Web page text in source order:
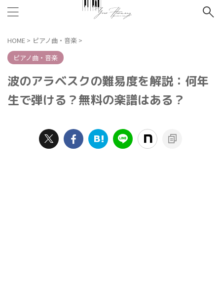
HOME > ピアノ曲・音楽 >
ピアノ曲・音楽
波のアラベスクの難易度を解説：何年
生で弾ける？無料の楽譜はある？